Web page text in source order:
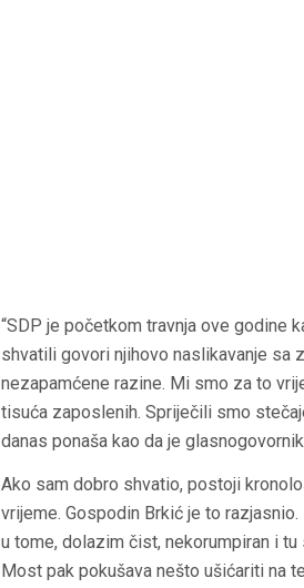
“SDP je početkom travnja ove godine
shvatili govori njihovo naslikavanje sa
nezapamćene razine. Mi smo za to
tisuća zaposlenih. Spriječili smo
danas ponaša kao da je
Ako sam dobro shvatio, postoji
vrijeme. Gospodin Brkić je to
u tome, dolazim čist, nekorumpiran i
Most pak pokušava nešto ušićariti na